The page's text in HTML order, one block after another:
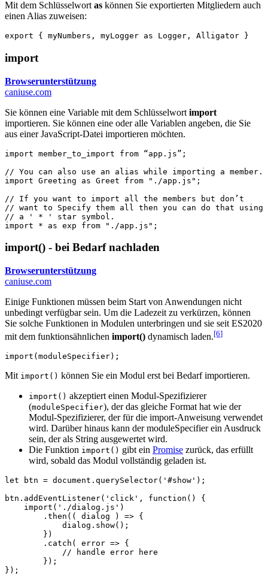
Mit dem Schlüsselwort as können Sie exportierten Mitgliedern auch
einen Alias zuweisen:
export { myNumbers , myLogger as Logger , Alligator }
import
Browserunterstützung
caniuse.com
Sie können eine Variable mit dem Schlüsselwort import
importieren. Sie können eine oder alle Variablen angeben, die Sie
aus einer JavaScript-Datei importieren möchten.
import member_to_import from “app . js” ;
// You can also use an alias while importing a member.
import Greeting as Greet from "./app.js" ;
// If you want to import all the members but don’t
// want to Specify them all then you can do that using
// a ' * ' star symbol.
import
* as exp from "./app.js" ;
import() - bei Bedarf nachladen
Browserunterstützung
caniuse.com
Einige Funktionen müssen beim Start von Anwendungen nicht
unbedingt verfügbar sein. Um die Ladezeit zu verkürzen, können
Sie solche Funktionen in Modulen unterbringen und sie seit ES2020
mit dem funktionsähnlichen import() dynamisch laden.[6]
import ( moduleSpecifier);
Mit import() können Sie ein Modul erst bei Bedarf importieren.
import() akzeptiert einen Modul-Spezifizierer
(moduleSpecifier), der das gleiche Format hat wie der
Modul-Spezifizierer, der für die import-Anweisung verwendet
wird. Darüber hinaus kann der moduleSpecifier ein Ausdruck
sein, der als String ausgewertet wird.
Die Funktion import() gibt ein Promise zurück, das erfüllt
wird, sobald das Modul vollständig geladen ist.
let btn = document . querySelector( '#show' );
btn . addEventListener( 'click' , function ()
{
import ( './dialog.js' )
. then (( dialog ) => {
dialog . show();
})
. catch ( error => {
// handle error here
});
});